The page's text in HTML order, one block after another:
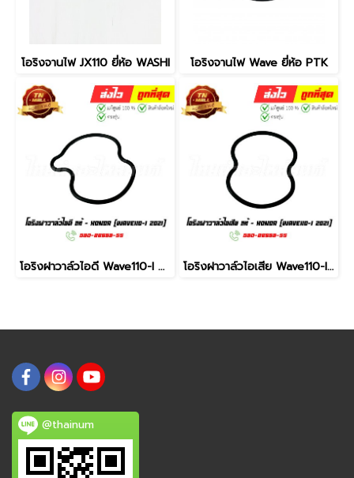
โอริงจานไฟ JX110 ยี่ห้อ WASHI โอริงจานไฟ Wave ยี่ห้อ PTK
โอริงฝาวาล์วไอดี Wave110-I 2021 แท้ศูนย์ ยี่ห้อ Honda โอริงฝาวาล์วไอเสีย Wave110-I 2021 แท้ศูนย์ ยี่ห้อ Honda
@thainum